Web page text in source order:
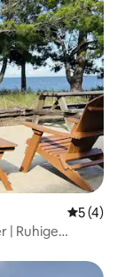
5 (4)
| Ruhige